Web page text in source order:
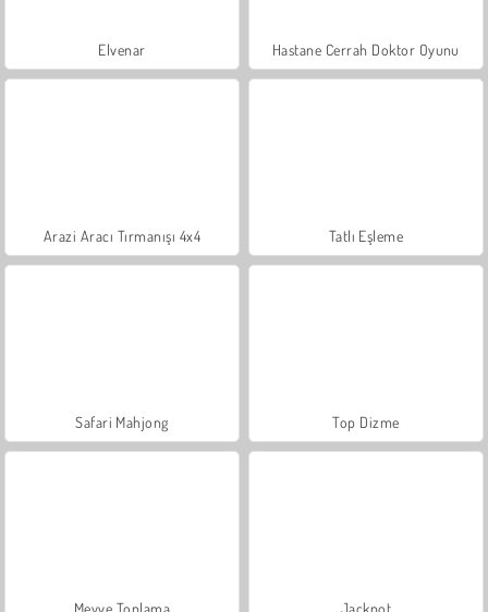
Elvenar Hastane Cerrah Doktor Oyunu
Arazi Aracı Tırmanışı 4x4 Tatlı Eşleme
Safari Mahjong Top Dizme
Meyve Toplama Jackpot